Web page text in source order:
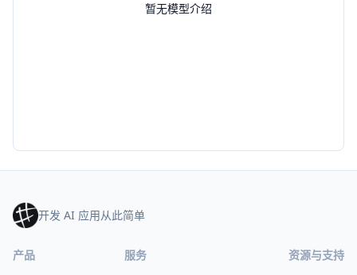
暂无模型介绍
开发 AI 应用从此简单
产品 服务 资源与支持